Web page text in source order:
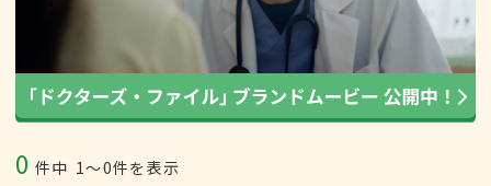
0 件中 1〜0件を表示